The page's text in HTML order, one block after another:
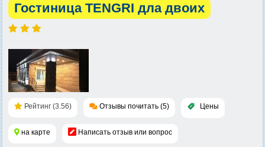
Гостиница TENGRI дла двоих
Рейтинг (3.56) Отзывы почитать (5) Цены
на карте Написать отзыв или вопрос